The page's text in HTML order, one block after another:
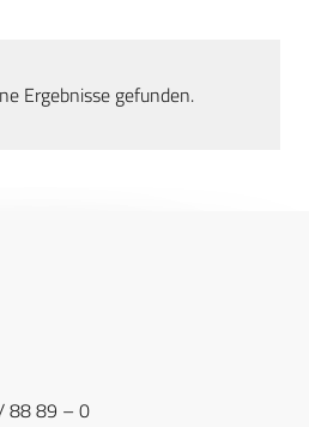
Ergebnisse gefunden.
88 89 – 0